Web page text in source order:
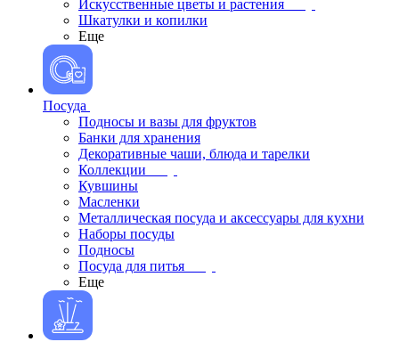
Искусственные цветы и растения
Шкатулки и копилки
Еще
Посуда
Подносы и вазы для фруктов
Банки для хранения
Декоративные чаши, блюда и тарелки
Коллекции
Кувшины
Масленки
Металлическая посуда и аксессуары для кухни
Наборы посуды
Подносы
Посуда для питья
Еще